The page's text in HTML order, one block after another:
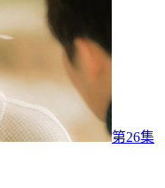
第26集